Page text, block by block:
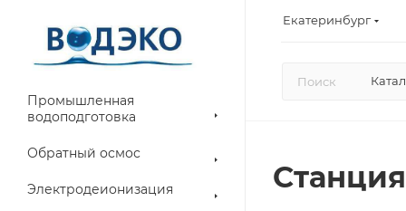
Екатеринбург
Промышленная
водоподготовка
Обратный осмос
Электродеионизация